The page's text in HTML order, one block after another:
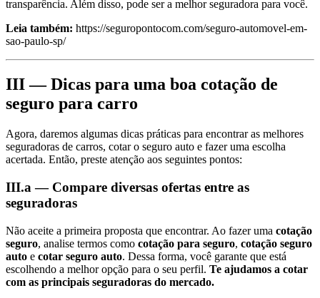
transparência. Além disso, pode ser a melhor seguradora para você.
Leia também: https://seguropontocom.com/seguro-automovel-em-
sao-paulo-sp/
III — Dicas para uma boa cotação de
seguro para carro
Agora, daremos algumas dicas práticas para encontrar as melhores
seguradoras de carros, cotar o seguro auto e fazer uma escolha
acertada. Então, preste atenção aos seguintes pontos:
III.a — Compare diversas ofertas entre as
seguradoras
Não aceite a primeira proposta que encontrar. Ao fazer uma cotação
seguro, analise termos como cotação para seguro, cotação seguro
auto e cotar seguro auto. Dessa forma, você garante que está
escolhendo a melhor opção para o seu perfil. Te ajudamos a cotar
com as principais seguradoras do mercado.